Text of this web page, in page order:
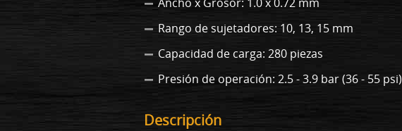
Ancho x Grosor: 1.0 x 0.72 mm
Rango de sujetadores: 10, 13, 15 mm
Capacidad de carga: 280 piezas
Presión de operación: 2.5 - 3.9 bar (36 - 55 psi)
Descripción